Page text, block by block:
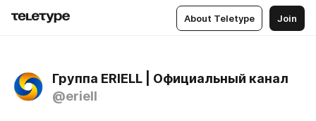
About Teletype Join
Группа ERIELL | Официальный канал
@eriell